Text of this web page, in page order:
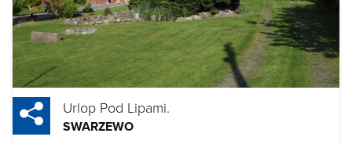
Urlop Pod Lipami.
SWARZEWO